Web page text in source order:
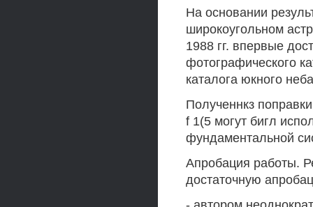
На основании
широкоугольном
1988 гг. впервые
фотографического
каталога юкного
Полученнкз
f 1(5 могут бигл
фундаментальной
Апробация работы.
достаточную